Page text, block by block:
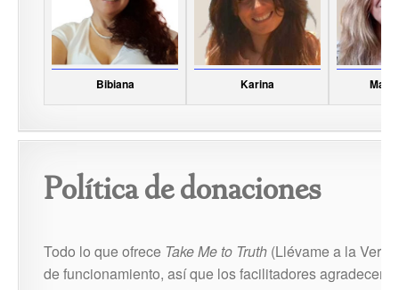
Bibiana Karina
Política de donaciones
Todo lo que ofrece Take Me to Truth (Llévame a la
de funcionamiento, así que los facilitadores